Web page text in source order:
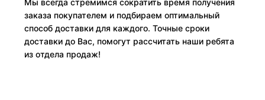
Мы всегда стремимся сократить время получения
заказа покупателем и подбираем оптимальный
способ доставки для каждого. Точные сроки
доставки до Вас, помогут рассчитать наши ребята
из отдела продаж!